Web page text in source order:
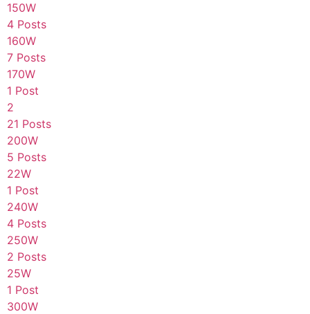
150W
4 Posts
160W
7 Posts
170W
1 Post
2
21 Posts
200W
5 Posts
22W
1 Post
240W
4 Posts
250W
2 Posts
25W
1 Post
300W